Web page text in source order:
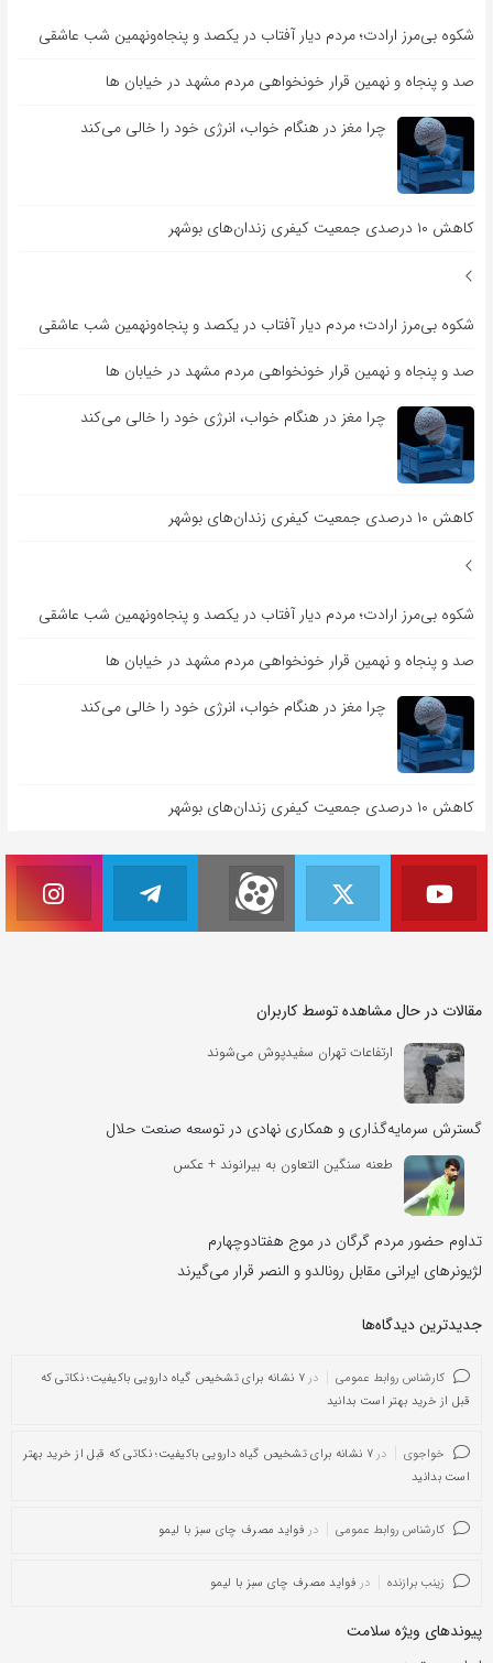
شکوه بی‌مرز ارادت؛ مردم دیار آفتاب در یکصد و پنجاه‌ونهمین شب عاشقی
صد و پنجاه و نهمین قرار خونخواهی مردم مشهد در خیابان ها
چرا مغز در هنگام خواب، انرژی خود را خالی می‌کند
کاهش ۱۰ درصدی جمعیت کیفری زندان‌های بوشهر
شکوه بی‌مرز ارادت؛ مردم دیار آفتاب در یکصد و پنجاه‌ونهمین شب عاشقی
صد و پنجاه و نهمین قرار خونخواهی مردم مشهد در خیابان ها
چرا مغز در هنگام خواب، انرژی خود را خالی می‌کند
کاهش ۱۰ درصدی جمعیت کیفری زندان‌های بوشهر
شکوه بی‌مرز ارادت؛ مردم دیار آفتاب در یکصد و پنجاه‌ونهمین شب عاشقی
صد و پنجاه و نهمین قرار خونخواهی مردم مشهد در خیابان ها
چرا مغز در هنگام خواب، انرژی خود را خالی می‌کند
کاهش ۱۰ درصدی جمعیت کیفری زندان‌های بوشهر
مقالات در حال مشاهده توسط کاربران
ارتفاعات تهران سفیدپوش می‌شوند
گسترش سرمایه‌گذاری و همکاری نهادی در توسعه صنعت حلال
طعنه سنگین التعاون به بیرانوند + عکس
تداوم حضور مردم گرگان در موج هفتادوچهارم
لژیونرهای ایرانی مقابل رونالدو و النصر قرار می‌گیرند
جدیدترین دیدگاه‌‌ها
کارشناس روابط عمومی در
۷ نشانه برای تشخیص گیاه دارویی باکیفیت؛ نکاتی که
قبل از خرید بهتر است بدانید
خواجوی در
۷ نشانه برای تشخیص گیاه دارویی باکیفیت؛ نکاتی که قبل از خرید بهتر
است بدانید
کارشناس روابط عمومی در فواید مصرف چای سبز با لیمو
زینب برازنده در فواید مصرف چای سبز با لیمو
پیوندهای ویژه سلامت